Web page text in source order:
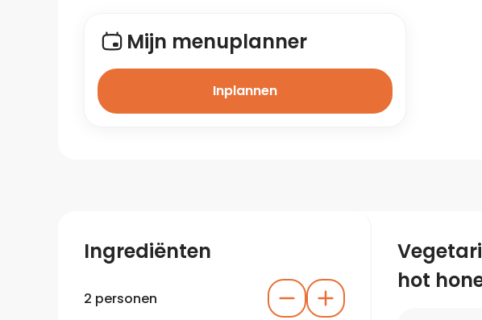
Mijn menuplanner
Inplannen
Ingrediënten
2 personen
hot